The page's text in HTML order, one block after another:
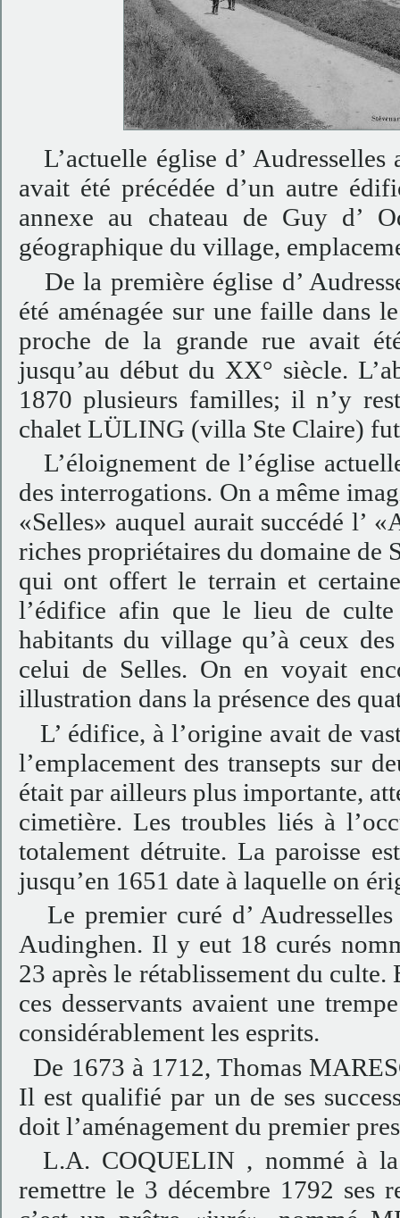
L’actuelle église d’
avait été précédée d’un autre
annexe au chateau de Guy d’
géographique du village,
De la première église d’
été aménagée sur une faille dans
proche de la grande rue avait
jusqu’au début du XX° siècle.
1870 plusieurs familles; il n’y
chalet LÜLING (villa Ste Claire) fut
L’éloignement de l’église
des interrogations. On a même
«Selles» auquel aurait succédé l’
riches propriétaires du domaine de
qui ont offert le terrain et
l’édifice afin que le lieu de
habitants du village qu’à ceux
celui de Selles. On en voyait
illustration dans la présence des
L’ édifice, à l’origine avait de
l’emplacement des transepts sur
était par ailleurs plus importante,
cimetière. Les troubles liés à
totalement détruite. La paroisse
jusqu’en 1651 date à laquelle on
Le premier curé d’
Audinghen. Il y eut 18 curés
23 après le rétablissement du culte.
ces desservants avaient une
considérablement les esprits.
De 1673 à 1712, Thomas
Il est qualifié par un de ses
doit l’aménagement du premier
L.A. COQUELIN , nommé à la
remettre le 3 décembre 1792 ses